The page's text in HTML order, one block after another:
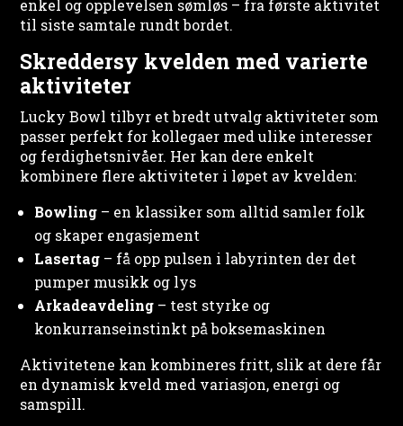
enkel og opplevelsen sømløs – fra første aktivitet
til siste samtale rundt bordet.
Skreddersy kvelden med varierte
aktiviteter
Lucky Bowl tilbyr et bredt utvalg aktiviteter som
passer perfekt for kollegaer med ulike interesser
og ferdighetsnivåer. Her kan dere enkelt
kombinere flere aktiviteter i løpet av kvelden:
Bowling– en klassiker som alltid samler folk
og skaper engasjement
Lasertag– få opp pulsen i labyrinten der det
pumper musikk og lys
Arkadeavdeling– test styrke og
konkurranseinstinkt på boksemaskinen
Aktivitetene kan kombineres fritt, slik at dere får
en dynamisk kveld med variasjon, energi og
samspill.